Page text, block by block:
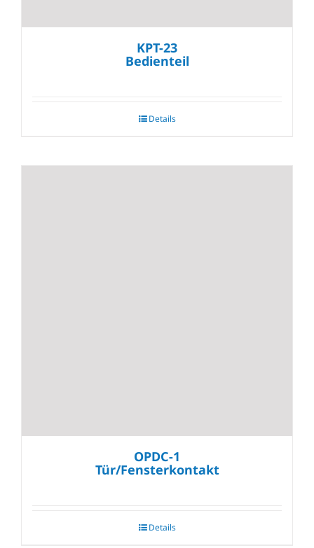
KPT-23
Bedienteil
Details
OPDC-1
Tür/Fensterkontakt
Details